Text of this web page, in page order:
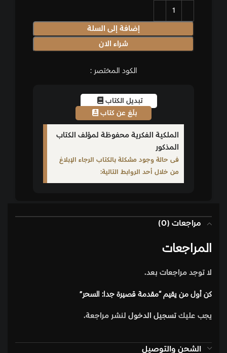
إضافة إلى السلة
شراء الان
الكود المختصر :
تبديل الكتاب
بلّغ عن كتاب
الملكية الفكرية محفوظة لمؤلف الكتاب
المذكور
فى حالة وجود مشكلة بالكتاب الرجاء الإبلاغ
من خلال أحد الروابط التالية:
مراجعات (0)
المراجعات
لا توجد مراجعات بعد.
كن أول من يقيم “مقدمة قصيرة جدا: السحر”
يجب عليك تسجيل الدخول لنشر مراجعة.
الشحن والتوصيل